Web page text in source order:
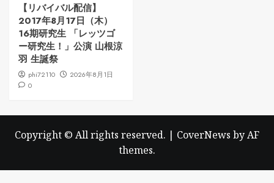
【リバイバル配信】
2017年8月17日（木）
16期研究生 「レッツゴ
ー研究生！」公演 山根涼
羽 生誕祭
phi72110
2026年8月1日
0
Copyright © All rights reserved. | CoverNews by AF
themes.